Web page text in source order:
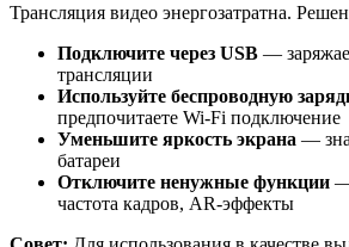
Трансляция видео энергозатратна.
Подключите через USB —
трансляции
Используйте беспроводную
предпочитаете Wi-Fi подключение
Уменьшите яркость экрана —
батареи
Отключите ненужные функции —
частота кадров, AR-эффекты